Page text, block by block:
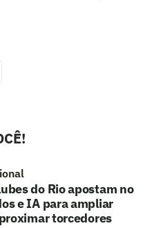
do Rio apostam no
e IA para ampliar
torcedores